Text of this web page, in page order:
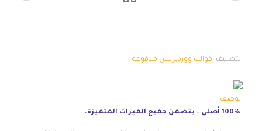
التصنيف: قوالب ووردبريس مدفوعه
الوصف
100% أصلي – يتضمن جميع الميزات المتميزة.